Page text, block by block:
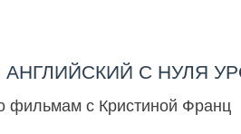
АНГЛИЙСКИЙ С НУЛЯ
фильмам с Кристиной Франц